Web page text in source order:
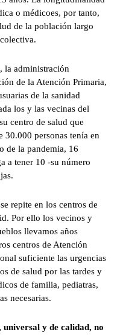
o médicoes, por tanto,
de la población largo
la administración
de la Atención Primaria,
de la sanidad
los y las vecinas del
centro de salud que
30.000 personas tenía en
de la pandemia, 16
a tener 10 -su número
repite en los centros de
Por ello los vecinos y
llevamos años
centros de Atención
suficiente las urgencias
de salud por las tardes y
de familia, pediatras,
necesarias.
y de calidad, no